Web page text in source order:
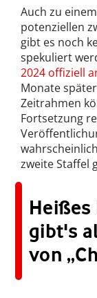
Auch zu
potenziellen
gibt es noch
spekuliert
2024 offiziell
Monate
Zeitrahmen
Fortsetzung
zweite Staffel
Heißes
gibt's
von